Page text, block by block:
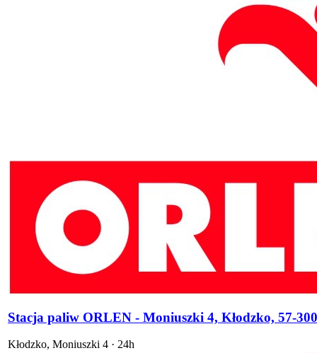
Stacja paliw ORLEN - Moniuszki 4, Kłodzko, 57-300
Kłodzko, Moniuszki 4 · 24h